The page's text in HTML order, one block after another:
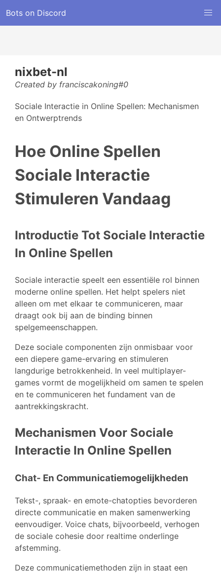
Bots on Discord
nixbet-nl
Created by franciscakoning#0
Sociale Interactie in Online Spellen: Mechanismen
en Ontwerptrends
Hoe Online Spellen
Sociale Interactie
Stimuleren Vandaag
Introductie Tot Sociale Interactie
In Online Spellen
Sociale interactie speelt een essentiële rol binnen
moderne online spellen. Het helpt spelers niet
alleen om met elkaar te communiceren, maar
draagt ook bij aan de binding binnen
spelgemeenschappen.
Deze sociale componenten zijn onmisbaar voor
een diepere game-ervaring en stimuleren
langdurige betrokkenheid. In veel multiplayer-
games vormt de mogelijkheid om samen te spelen
en te communiceren het fundament van de
aantrekkingskracht.
Mechanismen Voor Sociale
Interactie In Online Spellen
Chat- En Communicatiemogelijkheden
Tekst-, spraak- en emote-chatopties bevorderen
directe communicatie en maken samenwerking
eenvoudiger. Voice chats, bijvoorbeeld, verhogen
de sociale cohesie door realtime onderlinge
afstemming.
Deze communicatiemethoden zijn in staat een